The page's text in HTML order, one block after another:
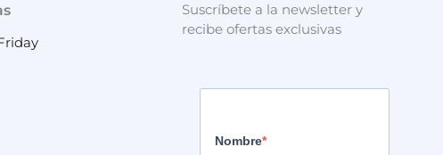
Suscríbete a la newsletter y
recibe ofertas exclusivas